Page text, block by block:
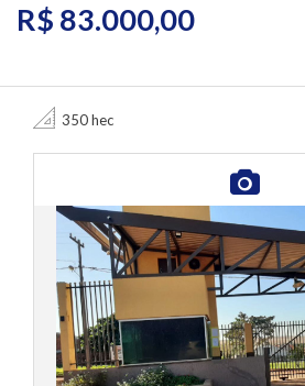
R$ 83.000,00
350 hec